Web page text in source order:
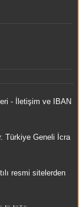
- İletişim ve IBAN
Türkiye Geneli İcra
resmi sitelerden